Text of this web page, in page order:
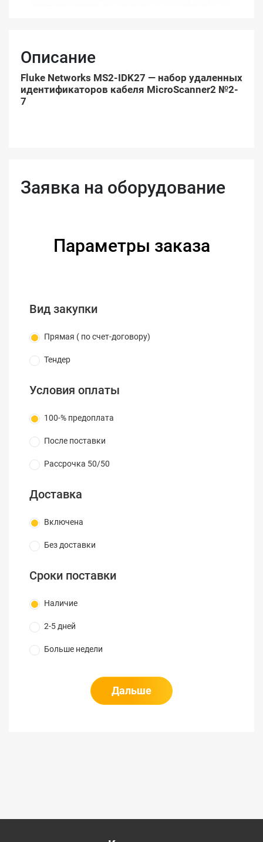
Описание
Fluke Networks MS2-IDK27 — набор удаленных
идентификаторов кабеля MicroScanner2 №2-
7
Заявка на оборудование
Параметры заказа
Вид закупки
Прямая ( по счет-договору)
Тендер
Условия оплаты
100-% предоплата
После поставки
Рассрочка 50/50
Доставка
Включена
Без доставки
Сроки поставки
Наличие
2-5 дней
Больше недели
Дальше